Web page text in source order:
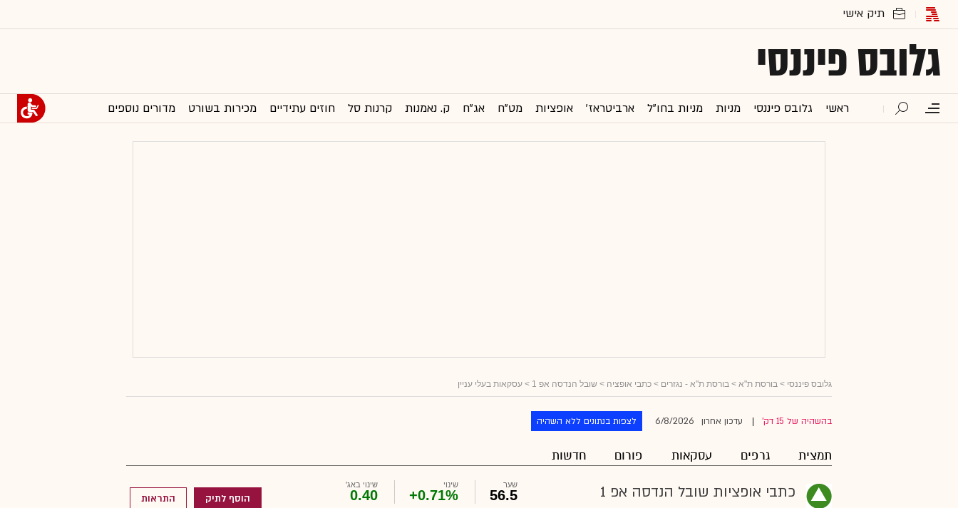
גלובס פיננסי
ראשי גלובס פיננסי מניות מניות בחו"ל ארביטראז' אופציות מט"ח אג"ח ק. נאמנות קרנות סל חוזים עתידיים מכירות בשורט מדורים נוספים
גלובס פיננסי > בורסת ת"א > בורסת ת"א - נגזרים > כתבי אופציה > שובל הנדסה אפ 1 > עסקאות בעלי עניין
בהשהיה של 15 דק' עדכון אחרון 6/8/2026 לצפות בנתונים ללא השהיה
תמצית גרפים עסקאות פורום חדשות
כתבי אופציות שובל הנדסה אפ 1 שער
56.5
שינוי
+0.71%
שינוי באג'
0.40 הוסף לתיק התראות